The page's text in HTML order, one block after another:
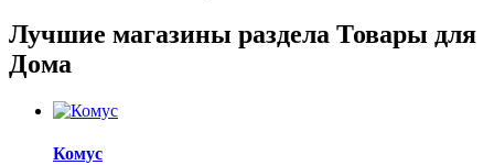
Лучшие магазины раздела Товары для
Дома
Комус